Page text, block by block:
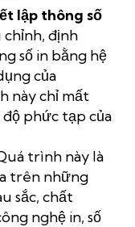
lập thông số
chỉnh, định
số in bằng hệ
của
này chỉ mất
phức tạp của
trình này là
trên những
sắc, chất
nghệ in, số